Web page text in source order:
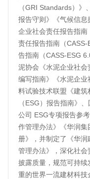
（GRI Standards）
报告守则》《气候信息
企业社会责任报告指
责任报告指南（
告指南（CASS-ESG
泥协会《水泥企业社
编写指南》《水泥企
料试验技术联盟《建
（ESG）报告指南》
公司 ESG专项报告参
作管理办法》《华润集
册》，并制定了《华
管理办法》，深化社会
披露质量，规范可持
重的世界一流建材科技